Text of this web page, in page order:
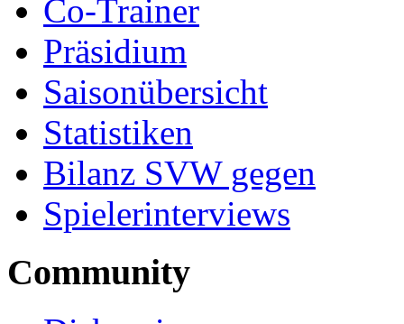
Co-Trainer
Präsidium
Saisonübersicht
Statistiken
Bilanz SVW gegen
Spielerinterviews
Community